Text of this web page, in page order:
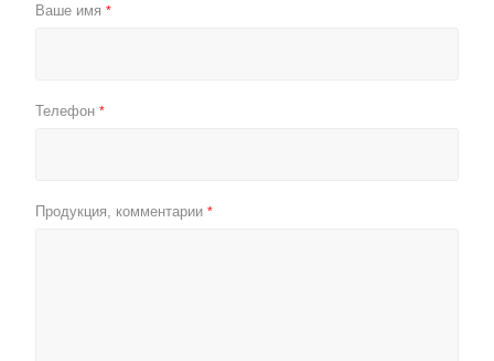
Ваше имя *
Телефон *
Продукция, комментарии *